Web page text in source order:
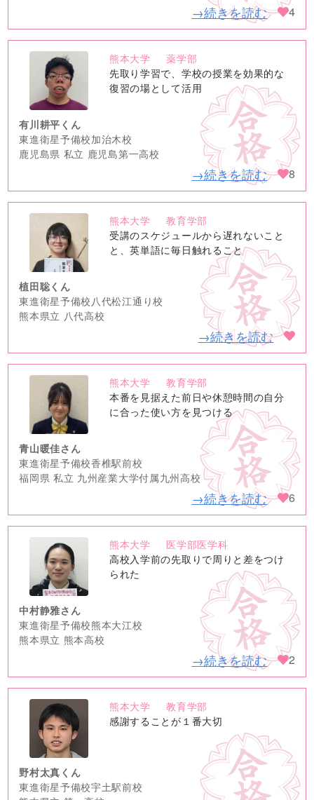
→続きを読む 4
no
image
熊本大学
薬学部
先取り学習で、学校の授業を効果的な
復習の場として活用
有川耕平くん
東進衛星予備校加治木校
鹿児島県 私立 鹿児島第一高校
→続きを読む 8
no
image
熊本大学
教育学部
受講のスケジュールから遅れないこと
と、英単語に毎日触れること
植田聡くん
東進衛星予備校八代松江通り校
熊本県立 八代高校
→続きを読む
no
image
熊本大学
教育学部
本番を見据えた前日や休憩時間の自分
に合った使い方を見つける
青山暖佳さん
東進衛星予備校香椎駅前校
福岡県 私立 九州産業大学付属九州高校
→続きを読む 6
no
image
熊本大学
医学部医学科
高校入学前の先取りで周りと差をつけ
られた
中村静雅さん
東進衛星予備校熊本大江校
熊本県立 熊本高校
→続きを読む 2
no
image
熊本大学
教育学部
感謝することが１番大切
野村太真くん
東進衛星予備校宇土駅前校